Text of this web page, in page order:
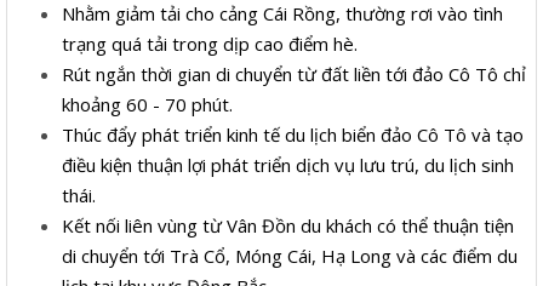
Nhằm giảm tải cho cảng Cái Rồng, thường rơi vào tình
trạng quá tải trong dịp cao điểm hè.
Rút ngắn thời gian di chuyển từ đất liền tới đảo Cô Tô chỉ
khoảng 60 - 70 phút.
Thúc đẩy phát triển kinh tế du lịch biển đảo Cô Tô và tạo
điều kiện thuận lợi phát triển dịch vụ lưu trú, du lịch sinh
thái.
Kết nối liên vùng từ Vân Đồn du khách có thể thuận tiện
di chuyển tới Trà Cổ, Móng Cái, Hạ Long và các điểm du